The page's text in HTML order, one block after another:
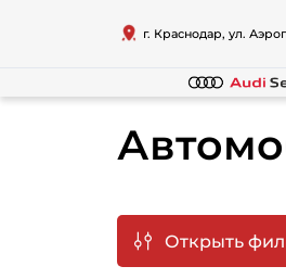
г. Краснодар, ул.
Открыть